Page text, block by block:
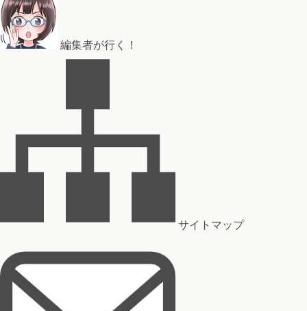
編集者が行く！
サイトマップ